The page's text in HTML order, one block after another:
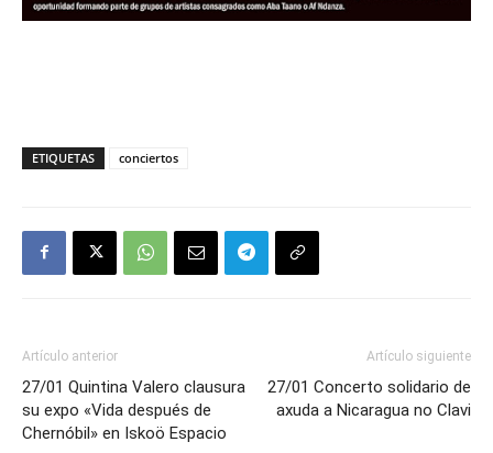
ETIQUETAS conciertos
Artículo anterior
27/01 Quintina Valero clausura
su expo «Vida después de
Chernóbil» en Iskoö Espacio
Artículo siguiente
27/01 Concerto solidario de
axuda a Nicaragua no Clavi